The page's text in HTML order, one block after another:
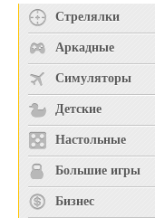
Стрелялки
Аркадные
Симуляторы
Детские
Настольные
Большие игры
Бизнес